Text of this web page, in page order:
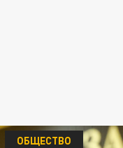
ОБЩЕСТВО